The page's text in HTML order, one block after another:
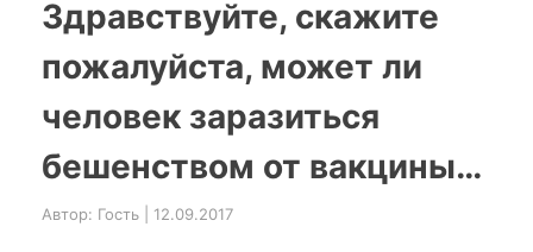
Здравствуйте, скажите
пожалуйста, может ли
человек заразиться
бешенством от вакцины…
Автор: Гость | 12.09.2017